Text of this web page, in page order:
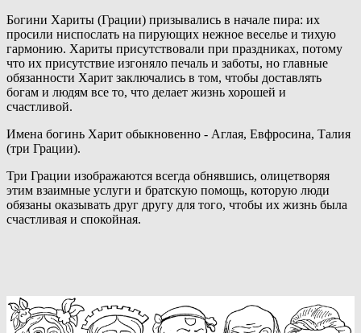
Богини Хариты (Грации) призывались в начале пира: их
просили ниспослать на пирующих нежное веселье и тихую
гармонию. Хариты присутствовали при праздниках, потому
что их присутствие изгоняло печаль и заботы, но главные
обязанности Харит заключались в том, чтобы доставлять
богам и людям все то, что делает жизнь хорошей и
счастливой.
Имена богинь Харит обыкновенно - Аглая, Евфросина, Талия
(три Грации).
Три Грации изображаются всегда обнявшись, олицетворяя
этим взаимные услуги и братскую помощь, которую люди
обязаны оказывать друг другу для того, чтобы их жизнь была
счастливая и спокойная.